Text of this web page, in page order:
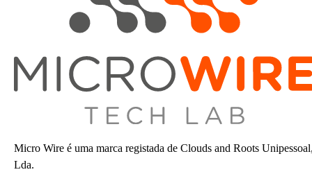
Micro Wire é uma marca registada de Clouds and Roots
Lda.